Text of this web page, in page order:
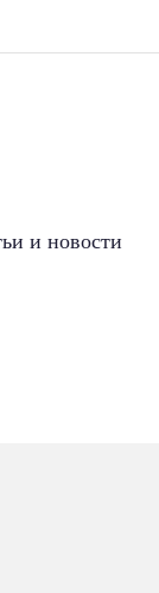
и новости